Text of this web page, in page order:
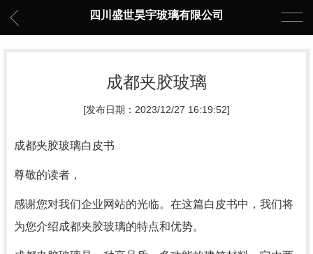
四川盛世昊宇玻璃有限公司
成都夹胶玻璃
[发布日期：2023/12/27 16:19:52]
成都夹胶玻璃白皮书
尊敬的读者，
感谢您对我们企业网站的光临。在这篇白皮书中，我们将
为您介绍成都夹胶玻璃的特点和优势。